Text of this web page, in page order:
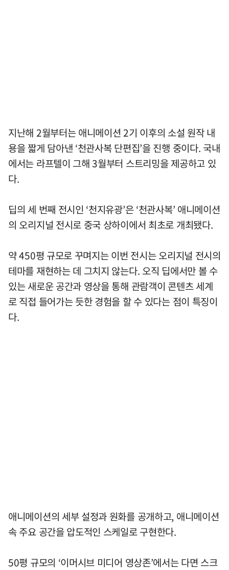
지난해 2월부터는 애니메이션 2기 이후의 소설 원작 내
용을 짧게 담아낸 ‘천관사복 단편집’을 진행 중이다. 국내
에서는 라프텔이 그해 3월부터 스트리밍을 제공하고 있
다.
딥의 세 번째 전시인 ‘천지유광’은 ‘천관사복’ 애니메이션
의 오리지널 전시로 중국 상하이에서 최초로 개최됐다.
약 450평 규모로 꾸며지는 이번 전시는 오리지널 전시의
테마를 재현하는 데 그치지 않는다. 오직 딥에서만 볼 수
있는 새로운 공간과 영상을 통해 관람객이 콘텐츠 세계
로 직접 들어가는 듯한 경험을 할 수 있다는 점이 특징이
다.
애니메이션의 세부 설정과 원화를 공개하고, 애니메이션
속 주요 공간을 압도적인 스케일로 구현한다.
50평 규모의 ‘이머시브 미디어 영상존’에서는 다면 스크